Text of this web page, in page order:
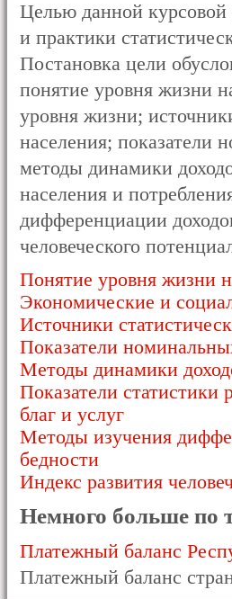
Целью данной курсовой
и практики
Постановка цели
понятие уровня жизни
уровня жизни;
населения; показатели
методы динамики
населения и
дифференциации
человеческого
Понятие уровня жизни
Экономические и
Источники
Показатели
Методы динамики
Показатели статистики
благ и услуг
Методы изучения
бедности
Индекс развития
Немного больше по
Платежный баланс
Платежный баланс